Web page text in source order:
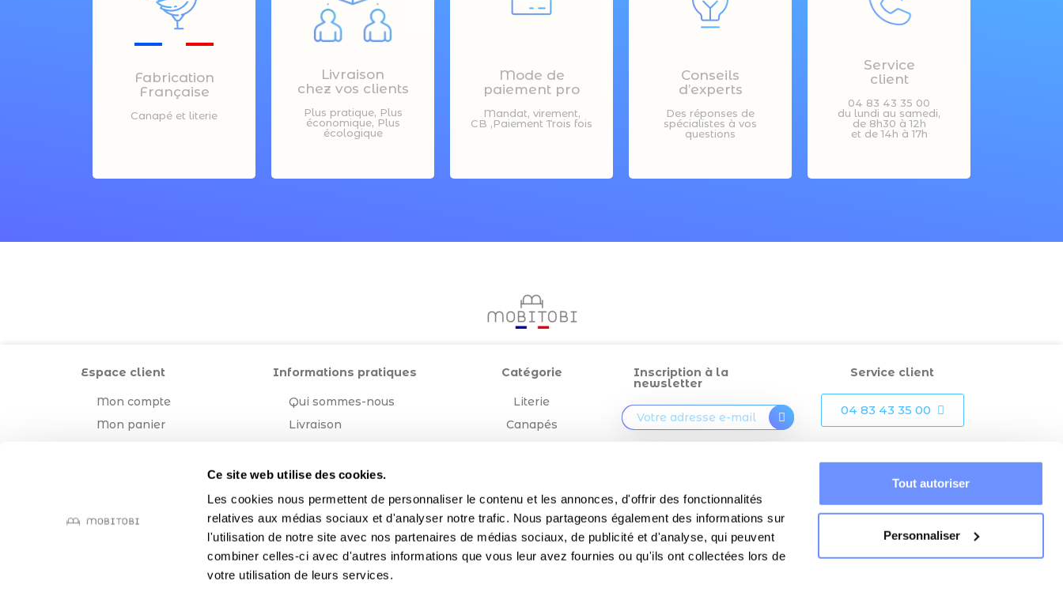
Ce site web utilise des cookies.
Les cookies nous permettent de personnaliser le contenu et les annonces, d'offrir des fonctionnalités
relatives aux médias sociaux et d'analyser notre trafic. Nous partageons également des informations sur
l'utilisation de notre site avec nos partenaires de médias sociaux, de publicité et d'analyse, qui peuvent
combiner celles-ci avec d'autres informations que vous leur avez fournies ou qu'ils ont collectées lors de
votre utilisation de leurs services.
Tout autoriser
Personnaliser
Fabrication
Française
Canapé et literie
Livraison
chez vos clients
Plus pratique, Plus
économique, Plus
écologique
Mode de
paiement pro
Mandat, virement,
CB ,Paiement Trois fois
Conseils
d’experts
Des réponses de
spécialistes à vos
questions
Service
client
04 83 43 35 00
du lundi au samedi,
de 8h30 à 12h
et de 14h à 17h
Espace client
Mon compte
Mon panier
Informations pratiques
Qui sommes-nous
Livraison
CGV
Catégorie
Literie
Canapés
Inscription à la
newsletter
votre adresse email dans le but
de vous envoyer mensuellement
notre lettre d'informations.
Service client
04 83 43 35 00